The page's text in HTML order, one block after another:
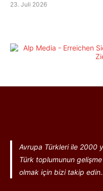
23. Juli 2026
Avrupa Türkleri ile 2000
Türk toplumunun
olmak için bizi takip